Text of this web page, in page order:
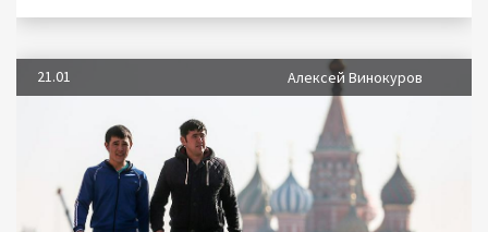
21.01 Алексей Винокуров